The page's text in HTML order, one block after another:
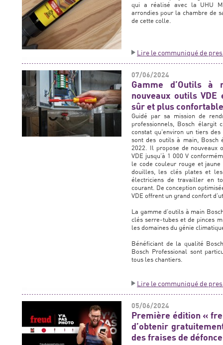
qui a réalisé avec la UHU
arrondies pour la chambre de
de cette colle.
Lire le communiqué de
07/06/2024
Gamme d’Outils à
nouveaux outils
sûr et plus confortable
Guidé par sa mission de
professionnels, Bosch élargit
constat qu’environ un tiers
sont des outils à main, Bosch
2022. Il propose de nouveaux
VDE jusqu’à 1 000 V
le code couleur rouge et
douilles, les clés plates et
électriciens de travailler en
courant. De conception
VDE offrent un grand confort
La gamme d’outils à main
clés serre-tubes et de pinces
les domaines du génie
Bénéficiant de la qualité
Bosch Professional sont
tous les chantiers.
Lire le communiqué de
05/06/2024
Première édition «
d’obtenir
des fraises de